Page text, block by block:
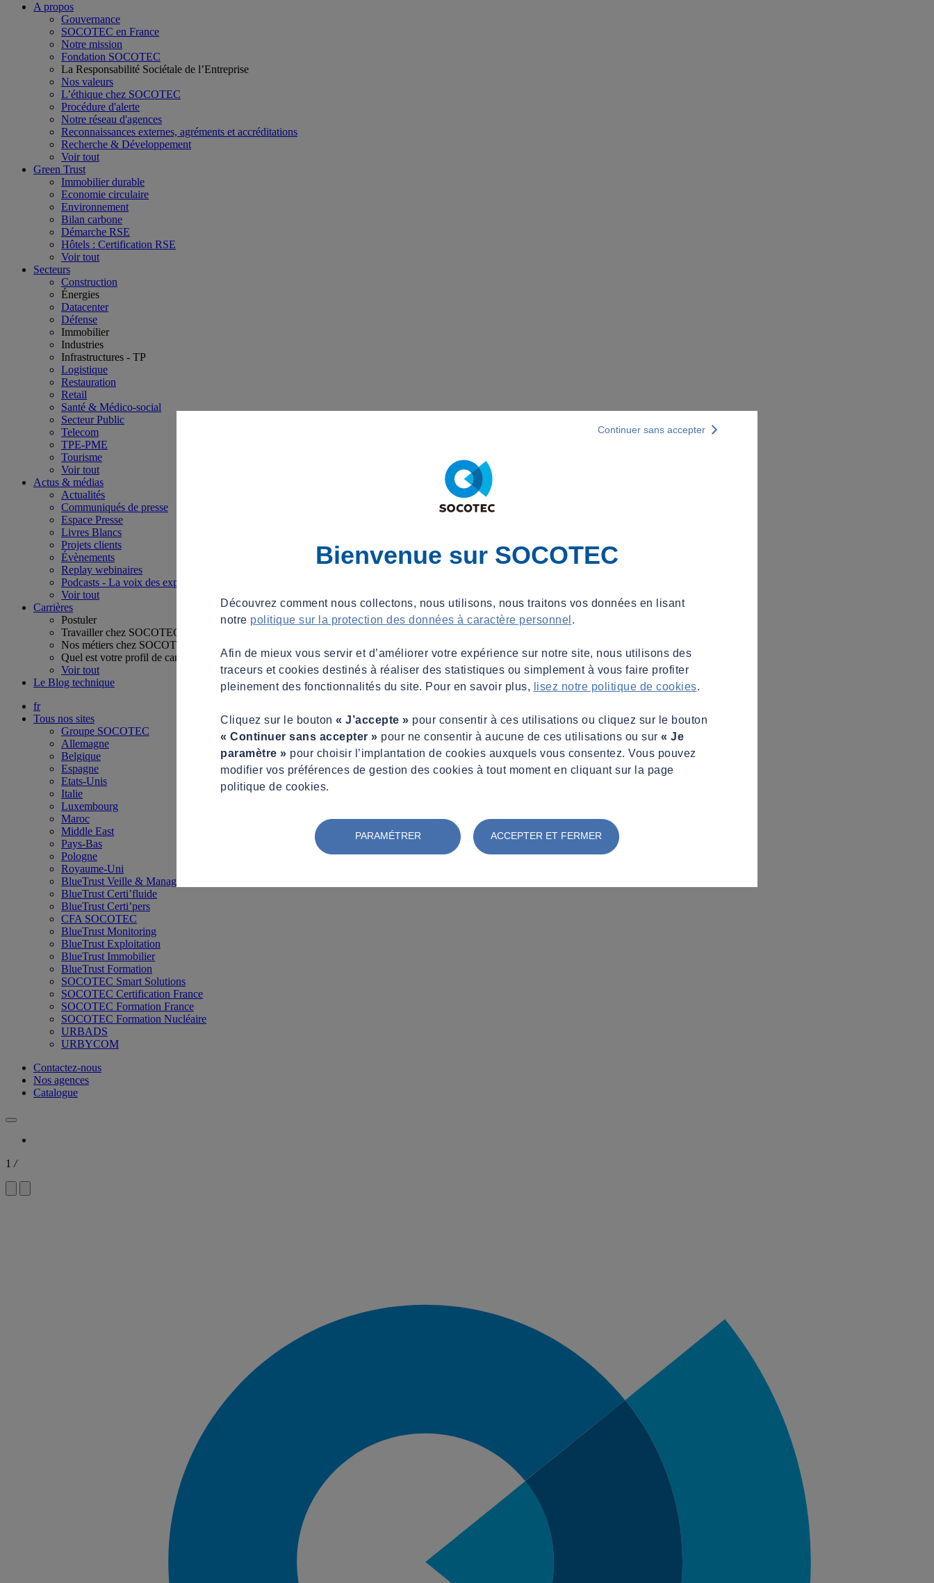
A propos
Gouvernance
SOCOTEC en France
Notre mission
Fondation SOCOTEC
La Responsabilité Sociétale de l’Entreprise
Nos valeurs
L’éthique chez SOCOTEC
Procédure d'alerte
Notre réseau d'agences
Reconnaissances externes, agréments et accréditations
Recherche & Développement
Voir tout
Green Trust
Immobilier durable
Economie circulaire
Environnement
Bilan carbone
Démarche RSE
Hôtels : Certification RSE
Voir tout
Secteurs
Construction
Énergies
Datacenter
Défense
Immobilier
Industries
Infrastructures - TP
Logistique
Restauration
Retail
Santé & Médico-social
Secteur Public
Telecom
TPE-PME
Tourisme
Voir tout
Actus & médias
Actualités
Communiqués de presse
Espace Presse
Livres Blancs
Projets clients
Évènements
Replay webinaires
Podcasts - La voix des experts
Voir tout
Carrières
Postuler
Travailler chez SOCOTEC
Nos métiers chez SOCOTEC
Quel est votre profil de candidat ?
Voir tout
Le Blog technique
fr
Tous nos sites
Groupe SOCOTEC
Allemagne
Belgique
Espagne
Etats-Unis
Italie
Luxembourg
Maroc
Middle East
Pays-Bas
Pologne
Royaume-Uni
BlueTrust Veille & Management
BlueTrust Certi’fluide
BlueTrust Certi’pers
CFA SOCOTEC
BlueTrust Monitoring
BlueTrust Exploitation
BlueTrust Immobilier
BlueTrust Formation
SOCOTEC Smart Solutions
SOCOTEC Certification France
SOCOTEC Formation France
SOCOTEC Formation Nucléaire
URBADS
URBYCOM
Contactez-nous
Nos agences
Catalogue
1 /
Bienvenue sur SOCOTEC
Découvrez comment nous collectons, nous utilisons, nous traitons vos données en lisant
notre politique sur la protection des données à caractère personnel .
Afin de mieux vous servir et d’améliorer votre expérience sur notre site, nous utilisons des
traceurs et cookies destinés à réaliser des statistiques ou simplement à vous faire profiter
pleinement des fonctionnalités du site. Pour en savoir plus,
lisez notre politique de cookies.
Cliquez sur le bouton « J’accepte » pour consentir à ces utilisations ou cliquez sur le bouton
« Continuer sans accepter » pour ne consentir à aucune de ces utilisations ou sur « Je
paramètre » pour choisir l’implantation de cookies auxquels vous consentez. Vous pouvez
modifier vos préférences de gestion des cookies à tout moment en cliquant sur la page
politique de cookies.
PARAMÉTRER ACCEPTER ET FERMER
Continuer sans accepter